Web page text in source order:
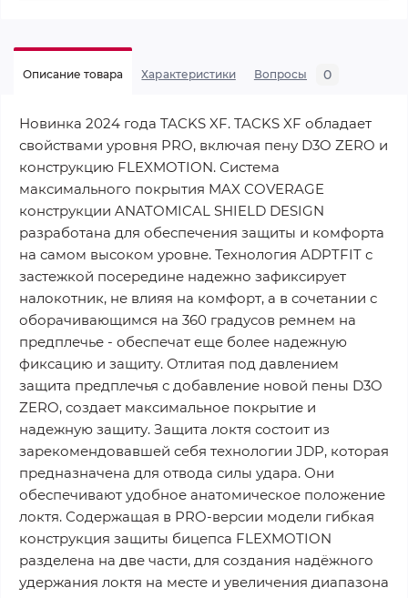
Описание товара Характеристики Вопросы 0
Новинка 2024 года TACKS XF. TACKS XF обладает
свойствами уровня PRO, включая пену D3O ZERO и
конструкцию FLEXMOTION. Система
максимального покрытия MAX COVERAGE
конструкции ANATOMICAL SHIELD DESIGN
разработана для обеспечения защиты и комфорта
на самом высоком уровне. Технология ADPTFIT с
застежкой посередине надежно зафиксирует
налокотник, не влияя на комфорт, а в сочетании с
оборачивающимся на 360 градусов ремнем на
предплечье - обеспечат еще более надежную
фиксацию и защиту. Отлитая под давлением
защита предплечья с добавление новой пены D3O
ZERO, создает максимальное покрытие и
надежную защиту. Защита локтя состоит из
зарекомендовавшей себя технологии JDP, которая
предназначена для отвода силы удара. Они
обеспечивают удобное анатомическое положение
локтя. Содержащая в PRO-версии модели гибкая
конструкция защиты бицепса FLEXMOTION
разделена на две части, для создания надёжного
удержания локтя на месте и увеличения диапазона